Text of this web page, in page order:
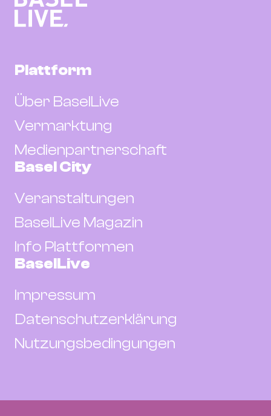
Plattform
Über BaselLive
Vermarktung
Medienpartnerschaft
Basel City
Veranstaltungen
BaselLive Magazin
Info Plattformen
BaselLive
Impressum
Datenschutzerklärung
Nutzungsbedingungen